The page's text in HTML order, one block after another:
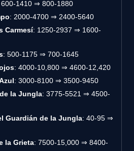
600-1410 ⇒ 800-1880
: 2000-4700 ⇒ 2400-5640
Carmesí: 1250-2937 ⇒ 1600-
: 500-1175 ⇒ 700-1645
: 4000-10,800 ⇒ 4600-12,420
: 3000-8100 ⇒ 3500-9450
la Jungla: 3775-5521 ⇒ 4500-
Guardián de la Jungla: 40-95 ⇒
la Grieta: 7500-15,000 ⇒ 8400-